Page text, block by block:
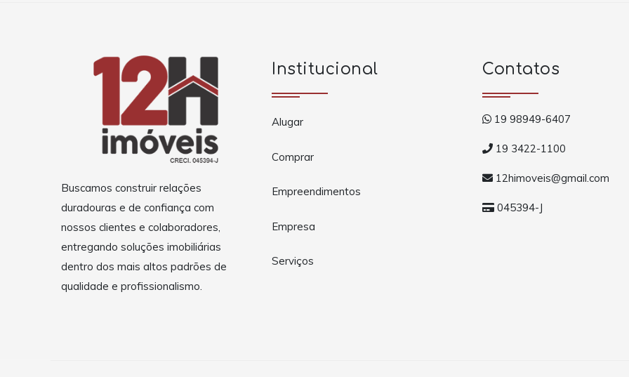
Buscamos construir relações
duradouras e de confiança com
nossos clientes e colaboradores,
entregando soluções imobiliárias
dentro dos mais altos padrões de
qualidade e profissionalismo.
Institucional
Alugar
Comprar
Empreendimentos
Empresa
Serviços
Contatos
19 98949-6407
19 3422-1100
12himoveis@gmail.com
045394-J